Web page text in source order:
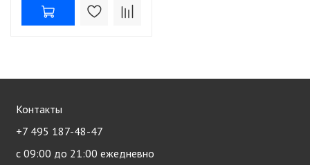
Контакты
+7 495 187-48-47
с 09:00 до 21:00 ежедневно